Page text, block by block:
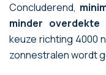
Concluderend,
minder overdekte
keuze richting 4000
zonnestralen wordt